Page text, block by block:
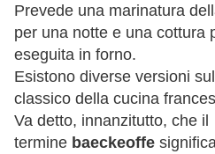
Prevede una marinatura
per una notte e una cottura
eseguita in forno.
Esistono diverse versioni
classico della cucina
Va detto, innanzitutto, che il
termine baeckeoffe